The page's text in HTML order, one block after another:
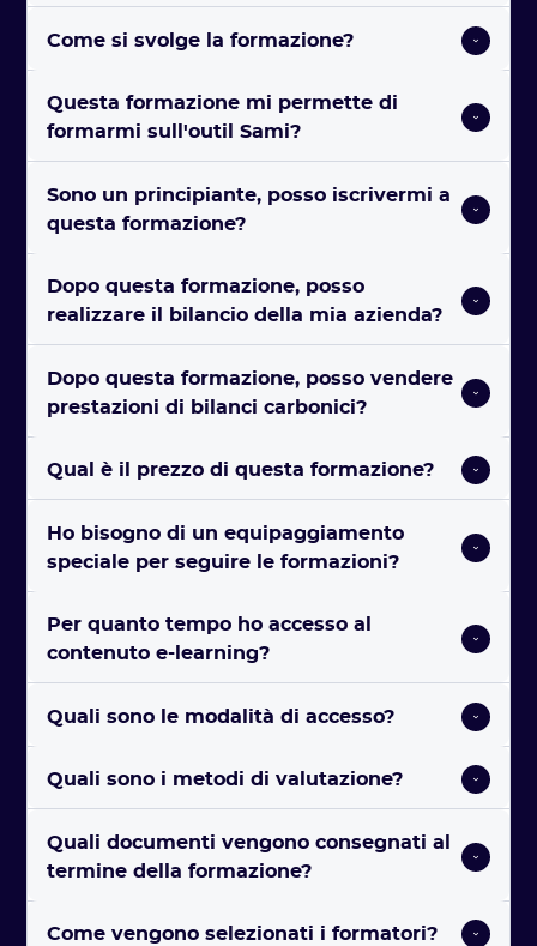
Come si svolge la formazione?
Questa formazione mi permette di
formarmi sull'outil Sami?
Sono un principiante, posso iscrivermi a
questa formazione?
Dopo questa formazione, posso
realizzare il bilancio della mia azienda?
Dopo questa formazione, posso vendere
prestazioni di bilanci carbonici?
Qual è il prezzo di questa formazione?
Ho bisogno di un equipaggiamento
speciale per seguire le formazioni?
Per quanto tempo ho accesso al
contenuto e-learning?
Quali sono le modalità di accesso?
Quali sono i metodi di valutazione?
Quali documenti vengono consegnati al
termine della formazione?
Come vengono selezionati i formatori?